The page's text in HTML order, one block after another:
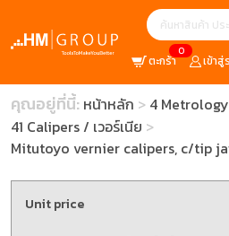
0
ตะกร้า เข้าสู่
คุณอยู่ที่นี้: หน้าหลัก
4
41 Calipers / เวอร์เนีย
Mitutoyo vernier calipers, c/tip
Unit price